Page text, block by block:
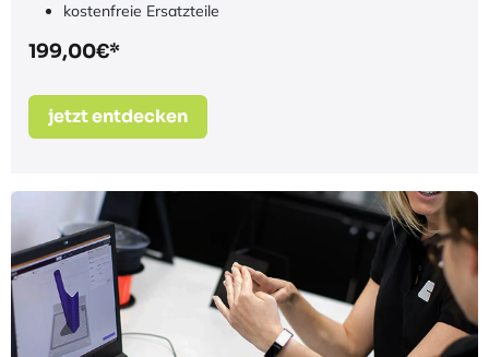
kostenfreie Ersatzteile
199,00€*
jetzt entdecken